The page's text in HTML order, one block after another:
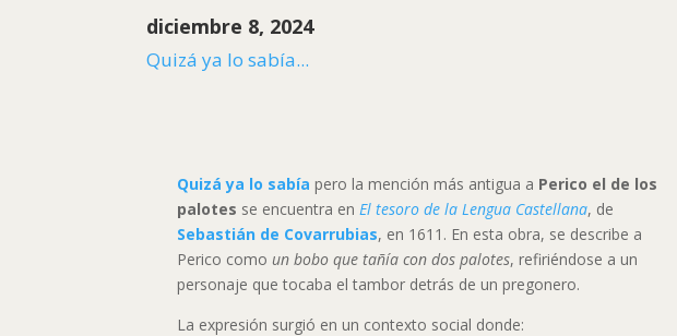
diciembre 8, 2024
Quizá ya lo sabía...
Quizá ya lo sabía pero la mención más antigua a Perico el de los
palotes se encuentra enEl tesoro de la Lengua Castellana, de
Sebastián de Covarrubias, en 1611. En esta obra, se describe a
Perico comoun bobo que tañía con dos palotes, refiriéndose a un
personaje que tocaba el tambor detrás de un pregonero.
La expresión surgió en un contexto social donde: